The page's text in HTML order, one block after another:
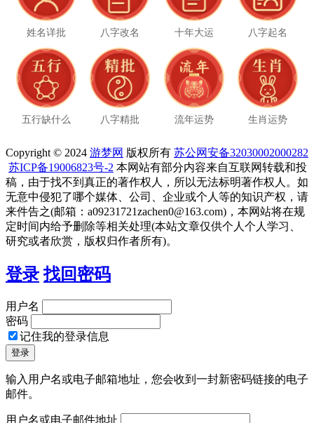
姓名详批 八字改名 十年大运 八字起名
五行缺什么 八字精批 流年运势 生肖运势
Copyright © 2024 游梦网 版权所有 苏公网安备32030002000282
苏ICP备19006823号-2 本网站有部分内容来自互联网转载和投
稿，由于找不到真正的著作权人，所以无法标明著作权人。如
无意中侵犯了哪个媒体、公司、企业或个人等的知识产权，请
来件告之(邮箱：a09231721zachen0@163.com)，本网站将在规
定时间内给予删除等相关处理(本站文章仅供个人个人学习、
研究或者欣赏，版权归作者所有)。
登录 找回密码
用户名
密码
记住我的登录信息
输入用户名或电子邮箱地址，您会收到一封新密码链接的电子
邮件。
用户名或电子邮件地址